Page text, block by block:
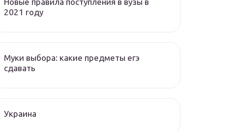
2021 году
Муки выбора: какие предметы егэ
сдавать
Украина